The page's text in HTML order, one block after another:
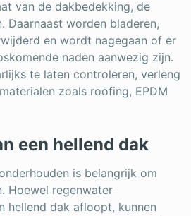
van de dakbedekking, de
Daarnaast worden bladeren,
en wordt nagegaan of er
naden aanwezig zijn.
te laten controleren, verleng
zoals roofing, EPDM
een hellend dak
is belangrijk om
Hoewel regenwater
hellend dak afloopt, kunnen